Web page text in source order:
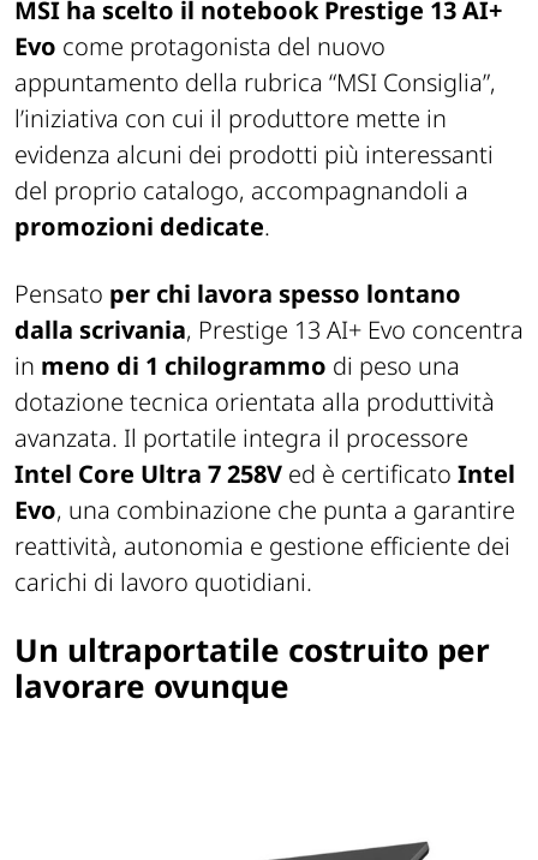
MSI ha scelto il notebook Prestige 13 AI+
Evo come protagonista del nuovo
appuntamento della rubrica “MSI Consiglia”,
l’iniziativa con cui il produttore mette in
evidenza alcuni dei prodotti più interessanti
del proprio catalogo, accompagnandoli a
promozioni dedicate.
Pensato per chi lavora spesso lontano
dalla scrivania, Prestige 13 AI+ Evo concentra
in meno di 1 chilogrammo di peso una
dotazione tecnica orientata alla produttività
avanzata. Il portatile integra il processore
Intel Core Ultra 7 258V ed è certificato Intel
Evo, una combinazione che punta a garantire
reattività, autonomia e gestione efficiente dei
carichi di lavoro quotidiani.
Un ultraportatile costruito per
lavorare ovunque